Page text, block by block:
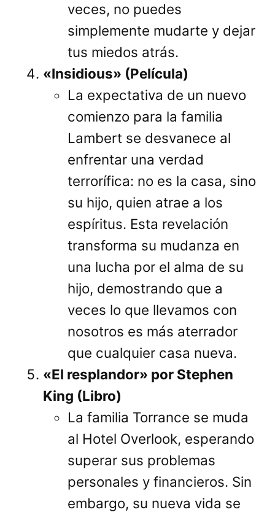
veces, no puedes
simplemente mudarte y dejar
tus miedos atrás.
«Insidious» (Película)
La expectativa de un nuevo
comienzo para la familia
Lambert se desvanece al
enfrentar una verdad
terrorífica: no es la casa, sino
su hijo, quien atrae a los
espíritus. Esta revelación
transforma su mudanza en
una lucha por el alma de su
hijo, demostrando que a
veces lo que llevamos con
nosotros es más aterrador
que cualquier casa nueva.
«El resplandor» por Stephen
King (Libro)
La familia Torrance se muda
al Hotel Overlook, esperando
superar sus problemas
personales y financieros. Sin
embargo, su nueva vida se